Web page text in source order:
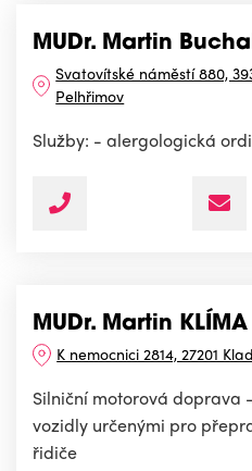
MUDr. Martin
Svatovítské náměstí 880,
Pelhřimov
Služby: - alergologická
MUDr. Martin KLÍMA
K nemocnici 2814, 27201
Silniční motorová doprava
vozidly určenými pro
řidiče